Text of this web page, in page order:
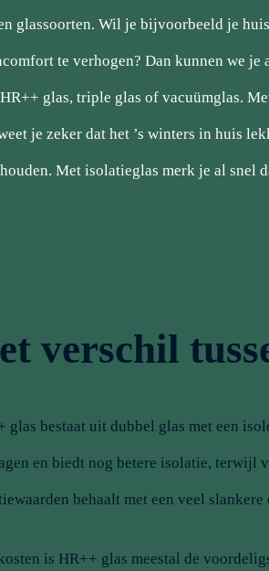
glassoorten. Wil je bijvoorbeeld je
te verhogen? Dan kunnen we
glas, triple glas of vacuümglas.
je zeker dat het ’s winters in huis
Met isolatieglas merk je al snel
verschil
glas bestaat uit dubbel glas met een
en biedt nog betere isolatie, terwijl
behaalt met een veel slankere
is HR++ glas meestal de